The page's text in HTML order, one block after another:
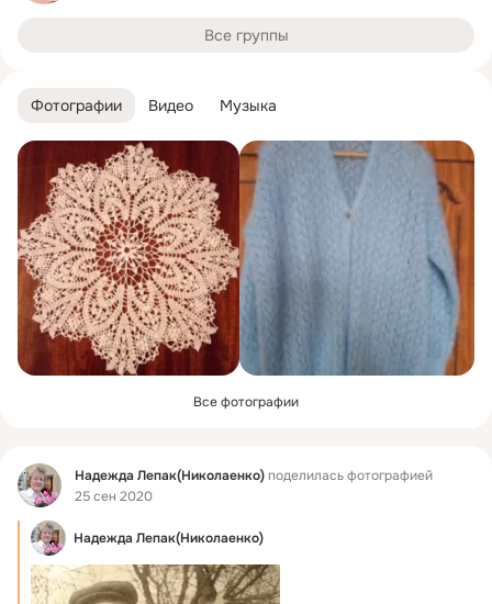
Фотографии Видео Музыка
Все фотографии
Фид Надежда Лепак(Николаенко)поделилась фотографией
25 сен 2020
Надежда Лепак(Николаенко)
Все группы